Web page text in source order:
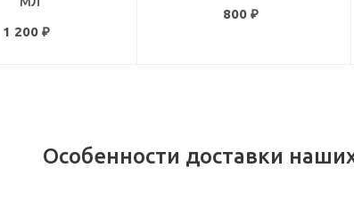
1 200 ₽
800 ₽
Особенности доставки